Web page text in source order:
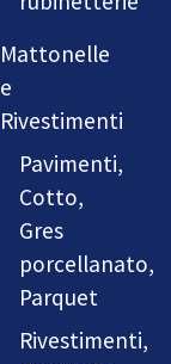
Mattonelle
e
Rivestimenti
Pavimenti,
Cotto,
Gres
porcellanato,
Parquet
Rivestimenti,